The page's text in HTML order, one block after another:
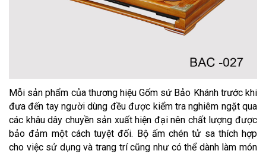
Mỗi sản phẩm của thương hiệu Gốm sứ Bảo Khánh trước khi
đưa đến tay người dùng đều được kiểm tra nghiêm ngặt qua
các khâu dây chuyền sản xuất hiện đại nên chất lượng được
bảo đảm một cách tuyệt đối. Bộ ấm chén tử sa thích hợp
cho việc sử dụng và trang trí cũng như có thể dành làm món